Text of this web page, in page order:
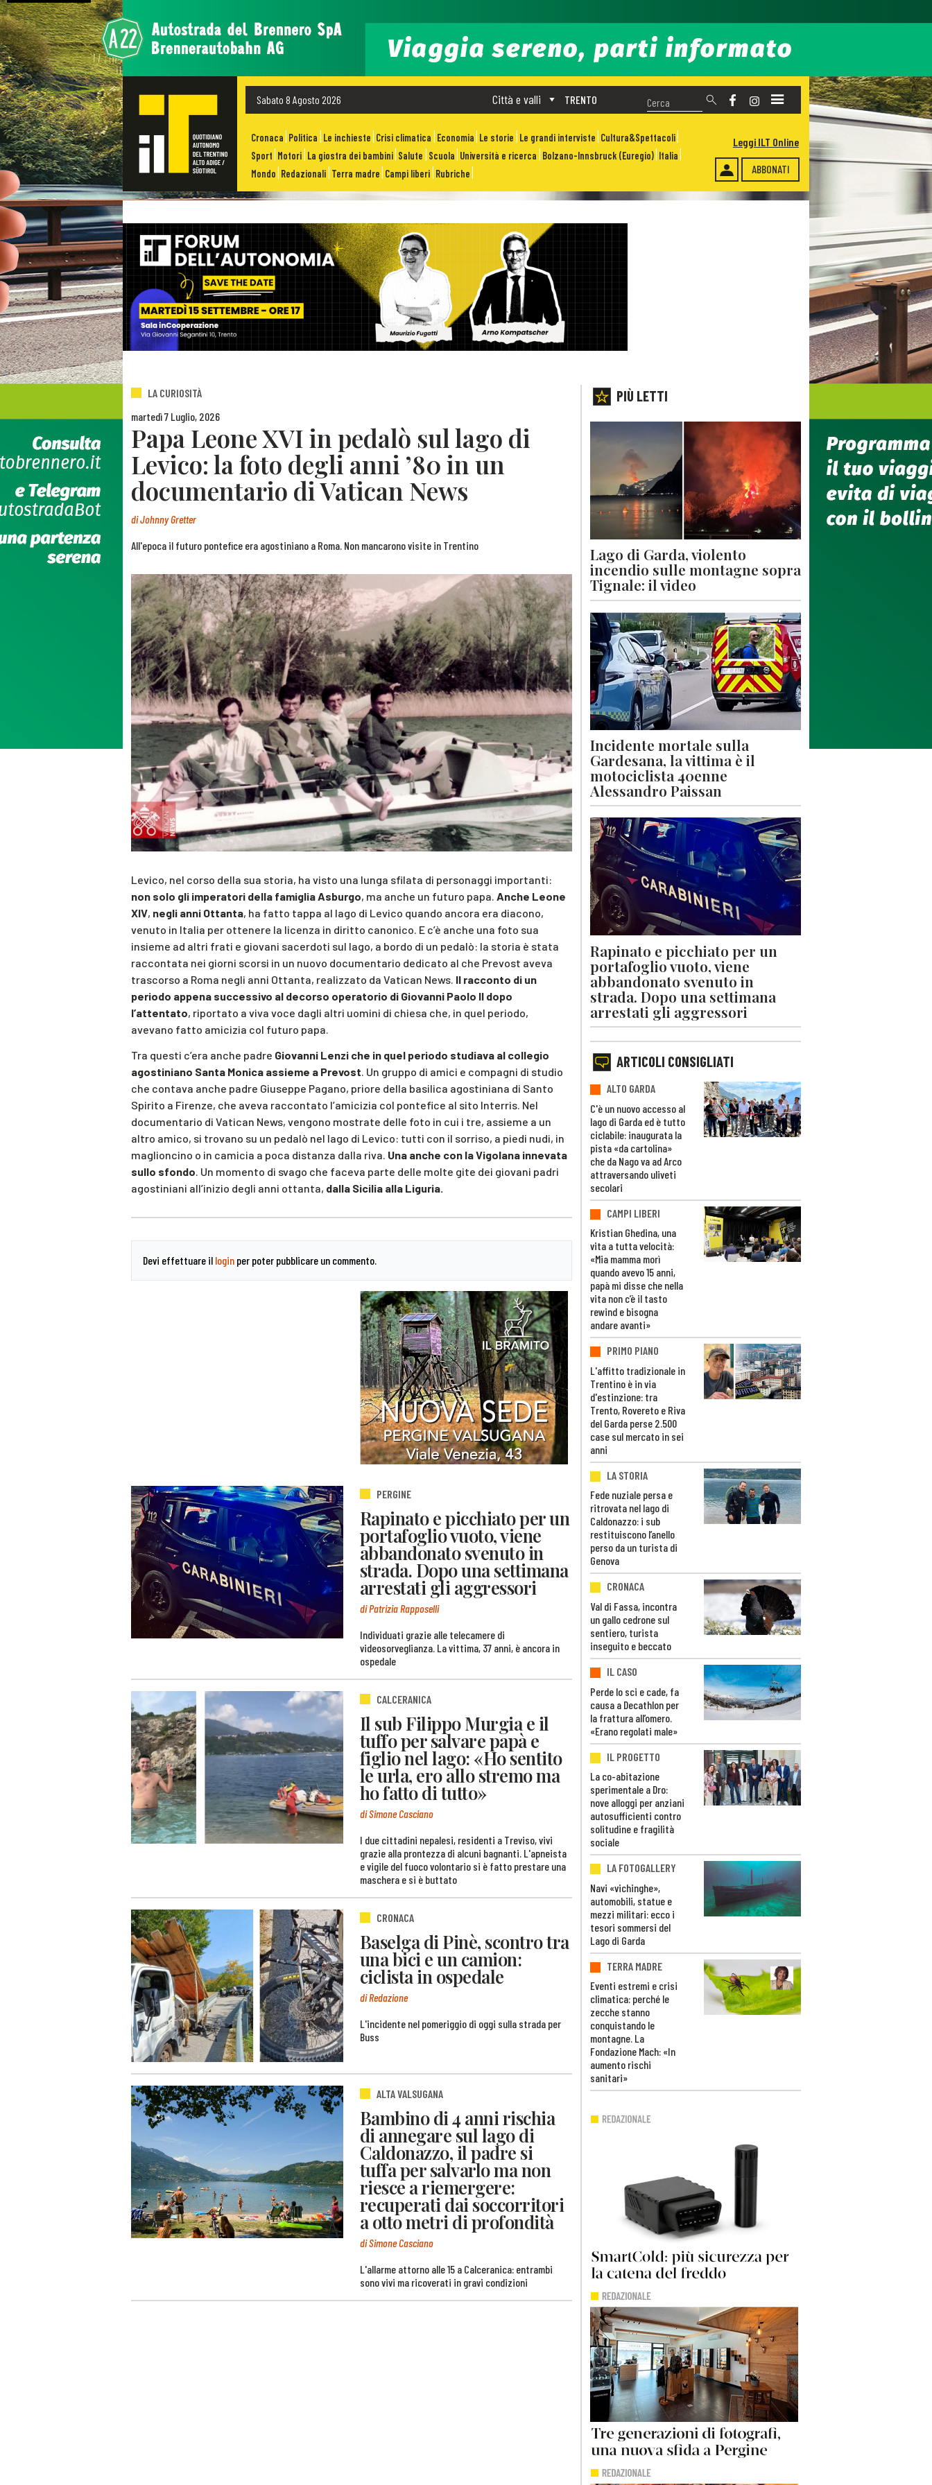
Sabato 8 Agosto 2026 TRENTO
Città e valli
Cronaca Politica Le inchieste Crisi climatica Economia Le storie Le grandi interviste Cultura&Spettacoli
Sport Motori La giostra dei bambini Salute Scuola Università e ricerca Bolzano-Innsbruck (Euregio) Italia
Mondo Redazionali Terra madre Campi liberi Rubriche ABBONATI
Leggi ILT Online
LA CURIOSITÀ
martedì 7 Luglio, 2026
Papa Leone XVI in pedalò sul lago di
Levico: la foto degli anni ’80 in un
documentario di Vatican News
diJohnny Gretter
All'epoca il futuro pontefice era agostiniano a Roma. Non mancarono visite in Trentino
Levico, nel corso della sua storia, ha visto una lunga sfilata di personaggi importanti:
non solo gli imperatori della famiglia Asburgo, ma anche un futuro papa. Anche Leone
XIV, negli anni Ottanta, ha fatto tappa al lago di Levico quando ancora era diacono,
venuto in Italia per ottenere la licenza in diritto canonico. E c’è anche una foto sua
insieme ad altri frati e giovani sacerdoti sul lago, a bordo di un pedalò: la storia è stata
raccontata nei giorni scorsi in un nuovo documentario dedicato al che Prevost aveva
trascorso a Roma negli anni Ottanta, realizzato da Vatican News. Il racconto di un
periodo appena successivo al decorso operatorio di Giovanni Paolo II dopo
l’attentato, riportato a viva voce dagli altri uomini di chiesa che, in quel periodo,
avevano fatto amicizia col futuro papa.
Tra questi c’era anche padre Giovanni Lenzi che in quel periodo studiava al collegio
agostiniano Santa Monica assieme a Prevost. Un gruppo di amici e compagni di studio
che contava anche padre Giuseppe Pagano, priore della basilica agostiniana di Santo
Spirito a Firenze, che aveva raccontato l’amicizia col pontefice al sito Interris. Nel
documentario di Vatican News, vengono mostrate delle foto in cui i tre, assieme a un
altro amico, si trovano su un pedalò nel lago di Levico: tutti con il sorriso, a piedi nudi, in
maglioncino o in camicia a poca distanza dalla riva. Una anche con la Vigolana innevata
sullo sfondo. Un momento di svago che faceva parte delle molte gite dei giovani padri
agostiniani all’inizio degli anni ottanta, dalla Sicilia alla Liguria.
Devi effettuare il login per poter pubblicare un commento.
PERGINE
Rapinato e picchiato per un
portafoglio vuoto, viene
abbandonato svenuto in
strada. Dopo una settimana
arrestati gli aggressori
di Patrizia Rapposelli
Individuati grazie alle telecamere di
videosorveglianza. La vittima, 37 anni, è ancora in
ospedale
CALCERANICA
Il sub Filippo Murgia e il
tuffo per salvare papà e
figlio nel lago: «Ho sentito
le urla, ero allo stremo ma
ho fatto di tutto»
di Simone Casciano
I due cittadini nepalesi, residenti a Treviso, vivi
grazie alla prontezza di alcuni bagnanti. L'apneista
e vigile del fuoco volontario si è fatto prestare una
maschera e si è buttato
CRONACA
Baselga di Pinè, scontro tra
una bici e un camion:
ciclista in ospedale
di Redazione
L'incidente nel pomeriggio di oggi sulla strada per
Buss
ALTA VALSUGANA
Bambino di 4 anni rischia
di annegare sul lago di
Caldonazzo, il padre si
tuffa per salvarlo ma non
riesce a riemergere:
recuperati dai soccorritori
a otto metri di profondità
di Simone Casciano
L'allarme attorno alle 15 a Calceranica: entrambi
sono vivi ma ricoverati in gravi condizioni
PIÙ LETTI
Lago di Garda, violento
incendio sulle montagne sopra
Tignale: il video
Incidente mortale sulla
Gardesana, la vittima è il
motociclista 40enne
Alessandro Paissan
Rapinato e picchiato per un
portafoglio vuoto, viene
abbandonato svenuto in
strada. Dopo una settimana
arrestati gli aggressori
ARTICOLI CONSIGLIATI
ALTO GARDA
C'è un nuovo accesso al
lago di Garda ed è tutto
ciclabile: inaugurata la
pista «da cartolina»
che da Nago va ad Arco
attraversando uliveti
secolari
CAMPI LIBERI
Kristian Ghedina, una
vita a tutta velocità:
«Mia mamma morì
quando avevo 15 anni,
papà mi disse che nella
vita non c’è il tasto
rewind e bisogna
andare avanti»
PRIMO PIANO
L'affitto tradizionale in
Trentino è in via
d'estinzione: tra
Trento, Rovereto e Riva
del Garda perse 2.500
case sul mercato in sei
anni
LA STORIA
Fede nuziale persa e
ritrovata nel lago di
Caldonazzo: i sub
restituiscono l’anello
perso da un turista di
Genova
CRONACA
Val di Fassa, incontra
un gallo cedrone sul
sentiero, turista
inseguito e beccato
IL CASO
Perde lo sci e cade, fa
causa a Decathlon per
la frattura all’omero.
«Erano regolati male»
IL PROGETTO
La co-abitazione
sperimentale a Dro:
nove alloggi per anziani
autosufficienti contro
solitudine e fragilità
sociale
LA FOTOGALLERY
Navi «vichinghe»,
automobili, statue e
mezzi militari: ecco i
tesori sommersi del
Lago di Garda
TERRA MADRE
Eventi estremi e crisi
climatica: perché le
zecche stanno
conquistando le
montagne. La
Fondazione Mach: «In
aumento rischi
sanitari»